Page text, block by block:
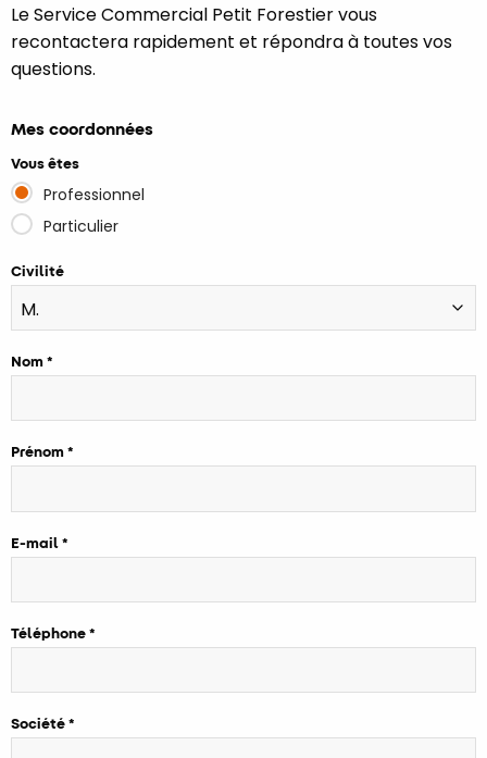
Le Service Commercial Petit Forestier vous
recontactera rapidement et répondra à toutes vos
questions.
Mes coordonnées
Vous êtes
Professionnel
Particulier
Civilité
Nom
Prénom
E-mail
Téléphone
Société